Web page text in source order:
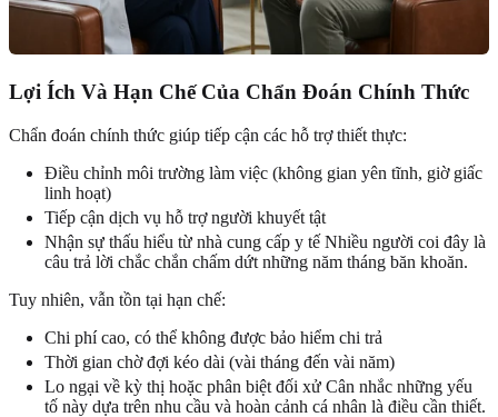
Lợi Ích Và Hạn Chế Của Chẩn Đoán Chính Thức
Chẩn đoán chính thức giúp tiếp cận các hỗ trợ thiết thực:
Điều chỉnh môi trường làm việc (không gian yên tĩnh, giờ giấc
linh hoạt)
Tiếp cận dịch vụ hỗ trợ người khuyết tật
Nhận sự thấu hiểu từ nhà cung cấp y tế Nhiều người coi đây là
câu trả lời chắc chắn chấm dứt những năm tháng băn khoăn.
Tuy nhiên, vẫn tồn tại hạn chế:
Chi phí cao, có thể không được bảo hiểm chi trả
Thời gian chờ đợi kéo dài (vài tháng đến vài năm)
Lo ngại về kỳ thị hoặc phân biệt đối xử Cân nhắc những yếu
tố này dựa trên nhu cầu và hoàn cảnh cá nhân là điều cần thiết.